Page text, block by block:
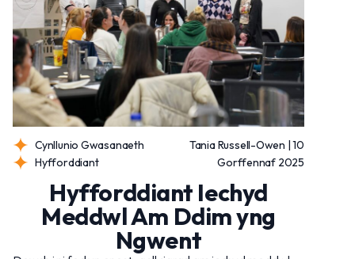
Cynllunio Gwasanaeth
Hyfforddiant
Tania Russell-Owen | 10
Gorffennaf 2025
Hyfforddiant Iechyd
Meddwl Am Ddim yng
Ngwent